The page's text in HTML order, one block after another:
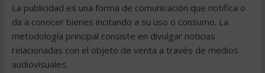
La publicidad es una forma de comunicación que notifica o
da a conocer bienes incitando a su uso o consumo. La
metodología principal consiste en divulgar noticias
relacionadas con el objeto de venta a través de medios
audiovisuales.